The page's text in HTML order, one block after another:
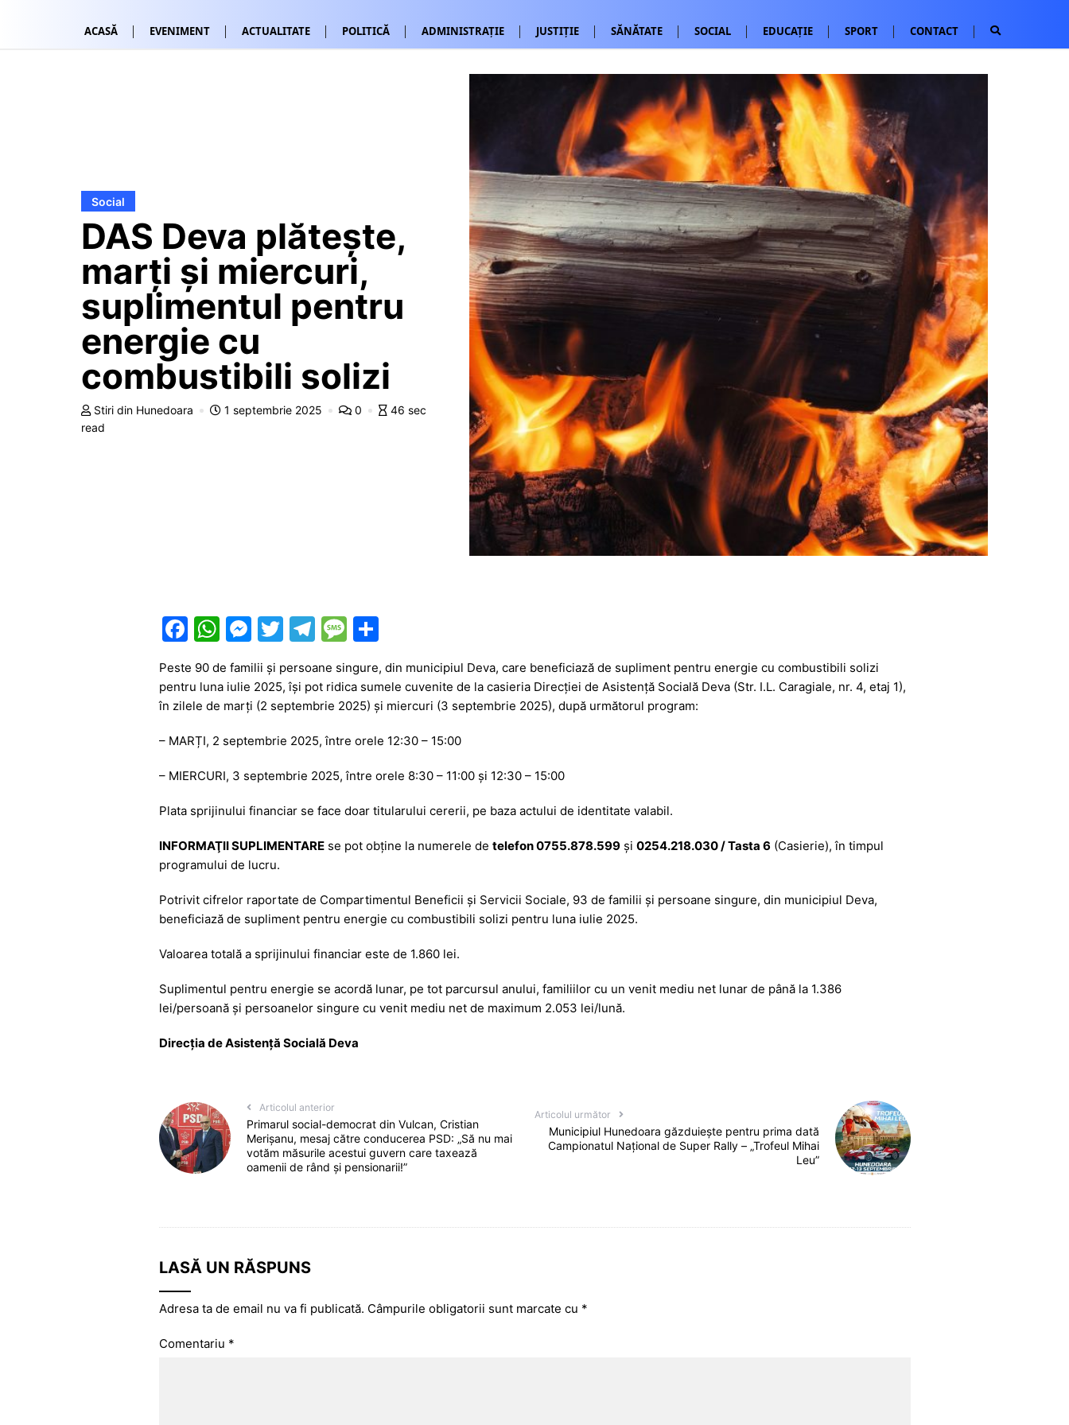
ACASĂ EVENIMENT ACTUALITATE POLITICĂ ADMINISTRAȚIE JUSTIȚIE SĂNĂTATE SOCIAL EDUCAȚIE SPORT CONTACT
Social
DAS Deva plătește,
marți și miercuri,
suplimentul pentru
energie cu
combustibili solizi
Stiri din Hunedoara 1 septembrie 2025 0
46 sec
read
F
c
e
b
o
o
k
W
h
at
s
A
p
p
M
e
s
s
e
n
g
er
T
itt
er
T
e
gr
a
m
M
s
s
a
g
e
P
ar
ta
je
a
z
ă
Peste 90 de familii şi persoane singure, din municipiul Deva, care beneficiază de supliment pentru energie cu combustibili solizi
pentru luna iulie 2025, îşi pot ridica sumele cuvenite de la casieria Direcţiei de Asistenţă Socială Deva (Str. I.L. Caragiale, nr. 4, etaj 1),
în zilele de marți (2 septembrie 2025) şi miercuri (3 septembrie 2025), după următorul program:
– MARȚI, 2 septembrie 2025, între orele 12:30 – 15:00
– MIERCURI, 3 septembrie 2025, între orele 8:30 – 11:00 și 12:30 – 15:00
Plata sprijinului financiar se face doar titularului cererii, pe baza actului de identitate valabil.
INFORMAŢII SUPLIMENTAREse pot obţine la numerele de telefon 0755.878.599şi 0254.218.030 / Tasta 6 (Casierie), în timpul
programului de lucru.
Potrivit cifrelor raportate de Compartimentul Beneficii şi Servicii Sociale, 93 de familii și persoane singure, din municipiul Deva,
beneficiază de supliment pentru energie cu combustibili solizi pentru luna iulie 2025.
Valoarea totală a sprijinului financiar este de 1.860 lei.
Suplimentul pentru energie se acordă lunar, pe tot parcursul anului, familiilor cu un venit mediu net lunar de până la 1.386
lei/persoană și persoanelor singure cu venit mediu net de maximum 2.053 lei/lună.
Direcţia de Asistenţă Socială Deva
Articolul anterior
Primarul social-democrat din Vulcan, Cristian
Merișanu, mesaj către conducerea PSD: „Să nu mai
votăm măsurile acestui guvern care taxează
oamenii de rând și pensionarii!”
Articolul următor
Municipiul Hunedoara găzduiește pentru prima dată
Campionatul Național de Super Rally – „Trofeul Mihai
Leu”
LASĂ UN RĂSPUNS
Adresa ta de email nu va fi publicată. Câmpurile obligatorii sunt marcate cu *
Comentariu *